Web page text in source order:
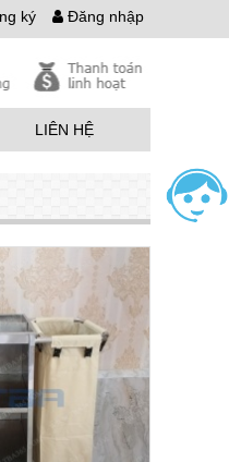
ký Đăng nhập
LIÊN HỆ